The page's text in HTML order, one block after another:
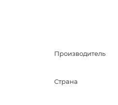
Производитель
Страна